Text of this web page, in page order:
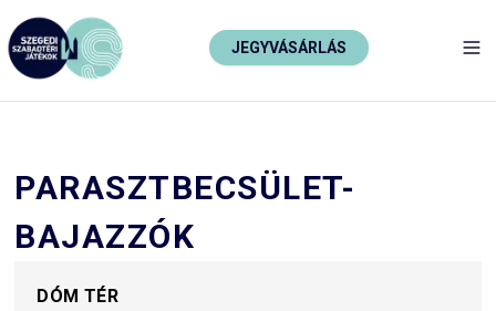
JEGYVÁSÁRLÁS
PARASZTBECSÜLET-
BAJAZZÓK
DÓM TÉR